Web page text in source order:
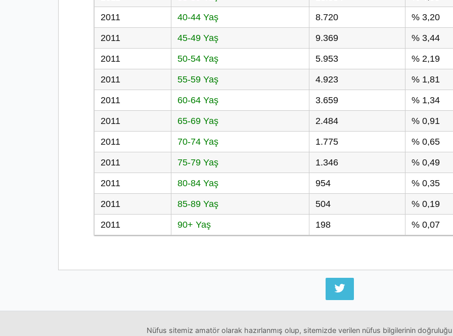
2011 40-44 Yaş 8.720 % 3,20
2011 45-49 Yaş 9.369 % 3,44
2011 50-54 Yaş 5.953 % 2,19
2011 55-59 Yaş 4.923 % 1,81
2011 60-64 Yaş 3.659 % 1,34
2011 65-69 Yaş 2.484 % 0,91
2011 70-74 Yaş 1.775 % 0,65
2011 75-79 Yaş 1.346 % 0,49
2011 80-84 Yaş 954 % 0,35
2011 85-89 Yaş 504 % 0,19
2011 90+ Yaş 198 % 0,07
Nüfus sitemiz amatör olarak hazırlanmış olup, sitemizde verilen nüfus bilgilerinin